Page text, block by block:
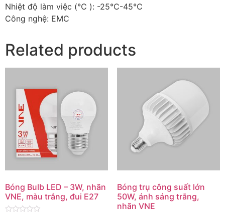
Nhiệt độ làm việc (℃ ): -25℃-45℃
Công nghệ: EMC
Related products
Bóng Bulb LED – 3W, nhãn
VNE, màu trắng, đui E27
Bóng trụ công suất lớn
50W, ánh sáng trắng,
nhãn VNE